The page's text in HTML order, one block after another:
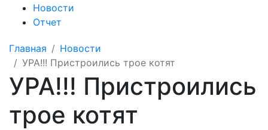
Новости
Отчет
Главная
Новости
УРА!!! Пристроились трое котят
УРА!!! Пристроились
трое котят